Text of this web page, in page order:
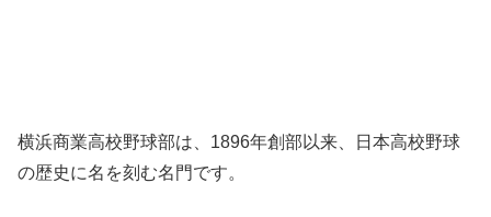
横浜商業高校野球部は、1896年創部以来、日本高校野球
の歴史に名を刻む名門です。